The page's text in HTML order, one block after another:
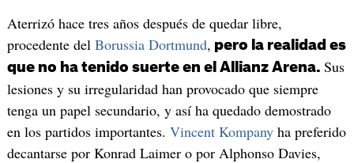
Aterrizó hace tres años después de quedar libre,
procedente del Borussia Dortmund, pero la realidad es
que no ha tenido suerte en el Allianz Arena. Sus
lesiones y su irregularidad han provocado que siempre
tenga un papel secundario, y así ha quedado demostrado
en los partidos importantes. Vincent Kompanyha preferido
decantarse por Konrad Laimer o por Alphonso Davies,